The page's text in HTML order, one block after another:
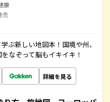
康
売
ぶ新しい地図本！国境や州、
なぞって脳もイキイキ！
詳細を見る